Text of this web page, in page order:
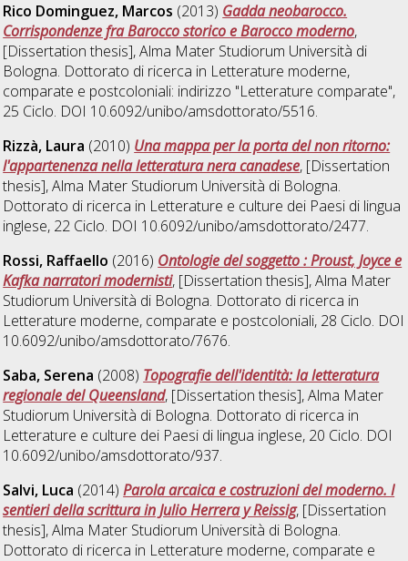
Rico Dominguez, Marcos (2013) Gadda neobarocco.
Corrispondenze fra Barocco storico e Barocco moderno,
[Dissertation thesis], Alma Mater Studiorum Università di
Bologna. Dottorato di ricerca in Letterature moderne,
comparate e postcoloniali: indirizzo "Letterature comparate",
25 Ciclo. DOI 10.6092/unibo/amsdottorato/5516.
Rizzà, Laura (2010) Una mappa per la porta del non ritorno:
l'appartenenza nella letteratura nera canadese, [Dissertation
thesis], Alma Mater Studiorum Università di Bologna.
Dottorato di ricerca in Letterature e culture dei Paesi di lingua
inglese, 22 Ciclo. DOI 10.6092/unibo/amsdottorato/2477.
Rossi, Raffaello (2016) Ontologie del soggetto : Proust, Joyce e
Kafka narratori modernisti, [Dissertation thesis], Alma Mater
Studiorum Università di Bologna. Dottorato di ricerca in
Letterature moderne, comparate e postcoloniali, 28 Ciclo. DOI
10.6092/unibo/amsdottorato/7676.
Saba, Serena (2008) Topografie dell'identità: la letteratura
regionale del Queensland, [Dissertation thesis], Alma Mater
Studiorum Università di Bologna. Dottorato di ricerca in
Letterature e culture dei Paesi di lingua inglese, 20 Ciclo. DOI
10.6092/unibo/amsdottorato/937.
Salvi, Luca (2014)Parola arcaica e costruzioni del moderno. I
sentieri della scrittura in Julio Herrera y Reissig, [Dissertation
thesis], Alma Mater Studiorum Università di Bologna.
Dottorato di ricerca in Letterature moderne, comparate e